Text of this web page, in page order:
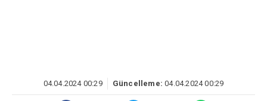
04.04.2024 00:29 Güncelleme: 04.04.2024 00:29